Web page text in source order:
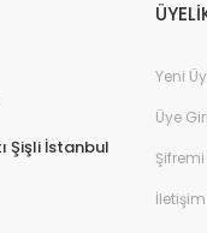
Şişli İstanbul
Yeni
Üye